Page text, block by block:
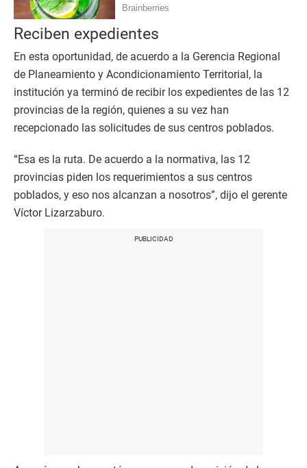
Reciben expedientes
En esta oportunidad, de acuerdo a la Gerencia Regional
de Planeamiento y Acondicionamiento Territorial, la
institución ya terminó de recibir los expedientes de las 12
provincias de la región, quienes a su vez han
recepcionado las solicitudes de sus centros poblados.
“Esa es la ruta. De acuerdo a la normativa, las 12
provincias piden los requerimientos a sus centros
poblados, y eso nos alcanzan a nosotros”, dijo el gerente
Víctor Lizarzaburo.